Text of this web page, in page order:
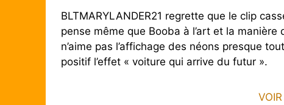
BLTMARYLANDER21 regrette que le clip
pense même que Booba à l’art et la
n’aime pas l’affichage des néons presque
positif l’effet « voiture qui arrive du futur ».